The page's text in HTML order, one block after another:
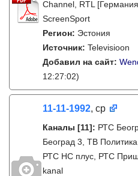
Channel, RTL
ScreenSport
Регион: Эстония
Источник: Televisioon
Добавил на сайт:
12:27:02)
11-11-1992, ср
Каналы [11]: РТС
Београд 3, ТВ
РТС НС плус, РТС
kanal